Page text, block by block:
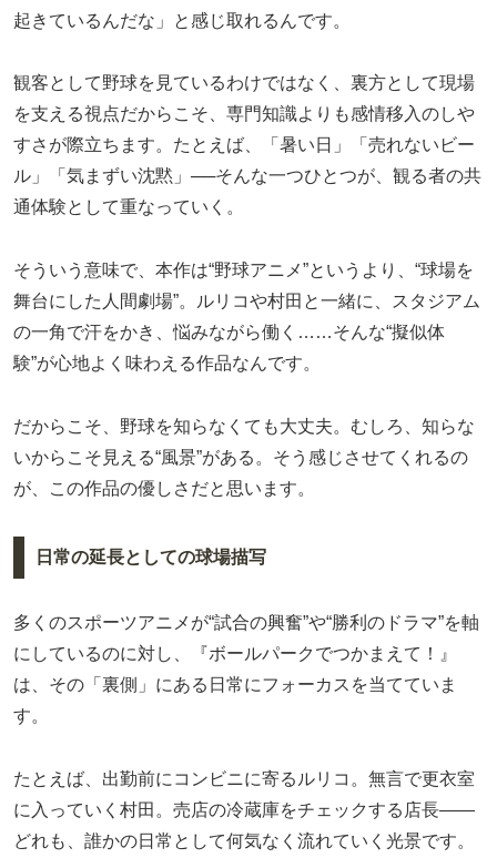
起きているんだな」と感じ取れるんです。
観客として野球を見ているわけではなく、裏方として現場
を支える視点だからこそ、専門知識よりも感情移入のしや
すさが際立ちます。たとえば、「暑い日」「売れないビー
ル」「気まずい沈黙」──そんな一つひとつが、観る者の共
通体験として重なっていく。
そういう意味で、本作は“野球アニメ”というより、“球場を
舞台にした人間劇場”。ルリコや村田と一緒に、スタジアム
の一角で汗をかき、悩みながら働く……そんな“擬似体
験”が心地よく味わえる作品なんです。
だからこそ、野球を知らなくても大丈夫。むしろ、知らな
いからこそ見える“風景”がある。そう感じさせてくれるの
が、この作品の優しさだと思います。
日常の延長としての球場描写
多くのスポーツアニメが“試合の興奮”や“勝利のドラマ”を軸
にしているのに対し、『ボールパークでつかまえて！』
は、その「裏側」にある日常にフォーカスを当てていま
す。
たとえば、出勤前にコンビニに寄るルリコ。無言で更衣室
に入っていく村田。売店の冷蔵庫をチェックする店長――
どれも、誰かの日常として何気なく流れていく光景です。